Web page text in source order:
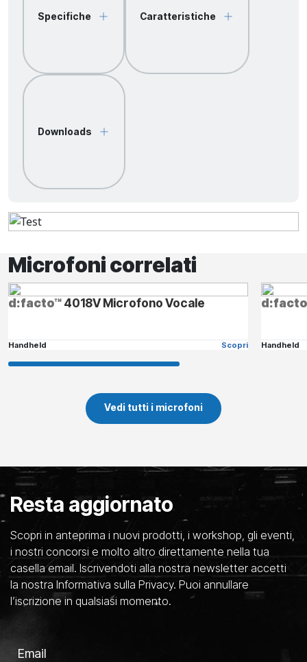
Specifiche Caratteristiche
Downloads
Microfoni correlati
d:facto™4018V Microfono Vocale
Handheld Scopri Handheld
Vedi tutti i microfoni
Resta aggiornato
Scopri in anteprima i nuovi prodotti, i workshop, gli eventi,
i nostri concorsi e molto altro direttamente nella tua
casella email. Iscrivendoti alla nostra newsletter accetti
la nostra Informativa sulla Privacy. Puoi annullare
l’iscrizione in qualsiasi momento.
Email